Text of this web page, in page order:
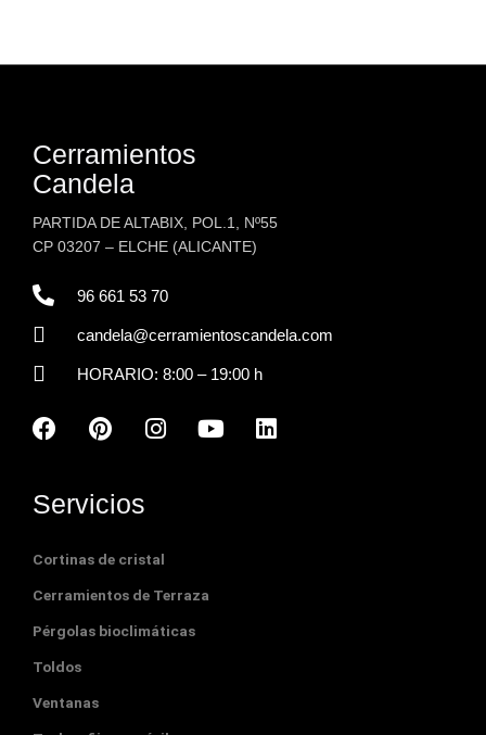
Cerramientos
Candela
PARTIDA DE ALTABIX, POL.1, Nº55
CP 03207 – ELCHE (ALICANTE)
96 661 53 70
candela@cerramientoscandela.com
HORARIO: 8:00 – 19:00 h
a
c
b
o
k
i
n
e
r
s
t
n
s
a
m
o
u
i
n
Servicios
Cortinas de cristal
Cerramientos de Terraza
Pérgolas bioclimáticas
Toldos
Ventanas